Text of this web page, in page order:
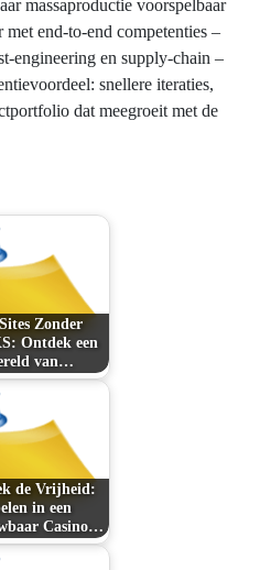
massaproductie voorspelbaar
end‑to‑end competenties –
en supply‑chain –
snellere iteraties,
dat meegroeit met de
Zonder
Ontdek een
van…
de Vrijheid:
in een
Casino…